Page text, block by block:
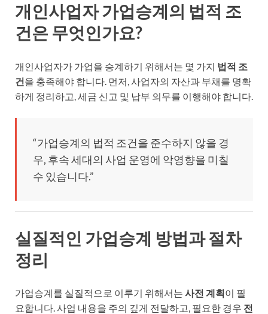
개인사업자 가업승계의 법적 조
건은 무엇인가요?
개인사업자가 가업을 승계하기 위해서는 몇 가지 법적 조
건을 충족해야 합니다. 먼저, 사업자의 자산과 부채를 명확
하게 정리하고, 세금 신고 및 납부 의무를 이행해야 합니다.
“가업승계의 법적 조건을 준수하지 않을 경
우, 후속 세대의 사업 운영에 악영향을 미칠
수 있습니다.”
실질적인 가업승계 방법과 절차
정리
가업승계를 실질적으로 이루기 위해서는 사전 계획이 필
요합니다. 사업 내용을 주의 깊게 전달하고, 필요한 경우 전